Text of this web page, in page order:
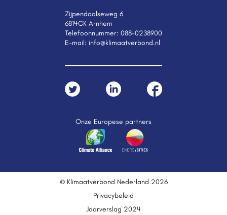
Zijpendaalseweg 6
6814CK Arnhem
Telefoonnummer: 088-0238900
E-mail: info@klimaatverbond.nl
Onze Europese partners
© Klimaatverbond Nederland 2026
Privacybeleid
Jaarverslag 2024